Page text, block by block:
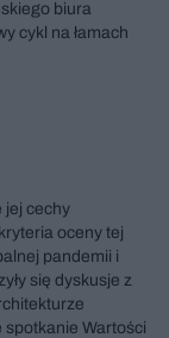
biura
cykl na łamach
jej cechy
oceny tej
pandemii i
się dyskusje z
Wartości